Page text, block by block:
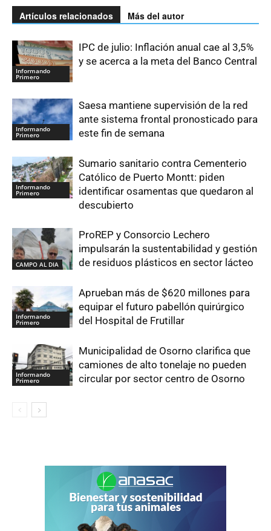
Artículos relacionados Más del autor
Informando
Primero
IPC de julio: Inflación anual cae al 3,5%
y se acerca a la meta del Banco Central
Informando
Primero
Saesa mantiene supervisión de la red
ante sistema frontal pronosticado para
este fin de semana
Informando
Primero
Sumario sanitario contra Cementerio
Católico de Puerto Montt: piden
identificar osamentas que quedaron al
descubierto
CAMPO AL DIA
ProREP y Consorcio Lechero
impulsarán la sustentabilidad y gestión
de residuos plásticos en sector lácteo
Informando
Primero
Aprueban más de $620 millones para
equipar el futuro pabellón quirúrgico
del Hospital de Frutillar
Informando
Primero
Municipalidad de Osorno clarifica que
camiones de alto tonelaje no pueden
circular por sector centro de Osorno